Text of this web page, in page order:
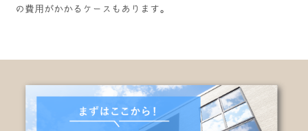
の費用がかかるケースもあります。